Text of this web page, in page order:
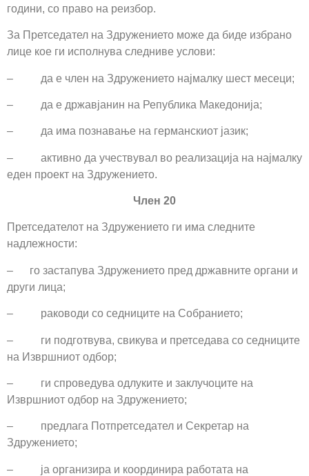
години, со право на реизбор.
За Претседател на Здружението може да биде избрано
лице кое ги исполнува следниве услови:
– да е член на Здружението најмалку шест месеци;
– да е државјанин на Република Македонија;
– да има познавање на германскиот јазик;
– активно да учествувал во реализација на најмалку
еден проект на Здружението.
Член 20
Претседателот на Здружението ги има следните
надлежности:
– го застапува Здружението пред државните органи и
други лица;
– раководи со седниците на Собранието;
– ги подготвува, свикува и претседава со седниците
на Извршниот одбор;
– ги спроведува одлуките и заклучоците на
Извршниот одбор на Здружението;
– предлага Потпретседател и Секретар на
Здружението;
– ја организира и координира работата на